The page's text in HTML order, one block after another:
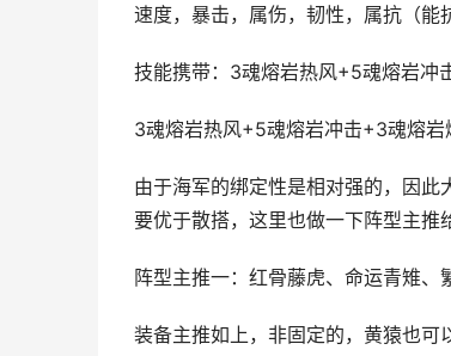
速度，暴击，属伤，韧性，属抗（能
技能携带：3魂熔岩热风+5魂熔岩冲
3魂熔岩热风+5魂熔岩冲击+3魂熔岩
由于海军的绑定性是相对强的，因
要优于散搭，这里也做一下阵型主推
阵型主推一：红骨藤虎、命运青雉
装备主推如上，非固定的，黄猿也